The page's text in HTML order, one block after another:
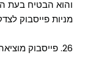
מניות פייסבוק
26. פייסבוק מוציאה כ-30 מיליון דולר בחודש רק על איחסון האתר.